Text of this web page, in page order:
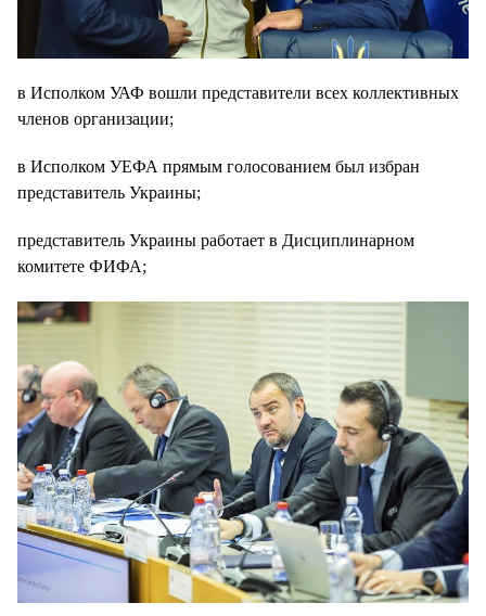
в Исполком УАФ вошли представители всех коллективных
членов организации;
в Исполком УЕФА прямым голосованием был избран
представитель Украины;
представитель Украины работает в Дисциплинарном
комитете ФИФА;